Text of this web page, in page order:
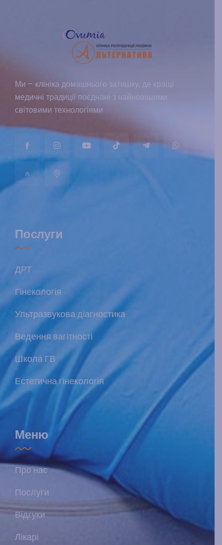
Ми – клініка домашнього затишку, де кращі
медичні традиції поєднані з найновішими
світовими технологіями
Послуги
ДРТ
Гінекологія
Ультразвукова діагностика
Ведення вагітності
Школа ГВ
Естетична гінекологія
Меню
Про нас
Послуги
Відгуки
Лікарі